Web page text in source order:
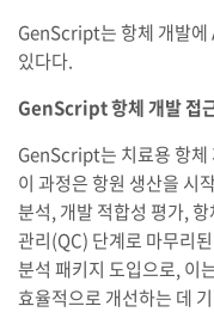
GenScript는 항체 개발에
있다다.
GenScript 항체 개발 접
GenScript는 치료용 항체
이 과정은 항원 생산을
분석, 개발 적합성 평가,
관리(QC) 단계로 마무리
분석 패키지 도입으로, 이
효율적으로 개선하는 데